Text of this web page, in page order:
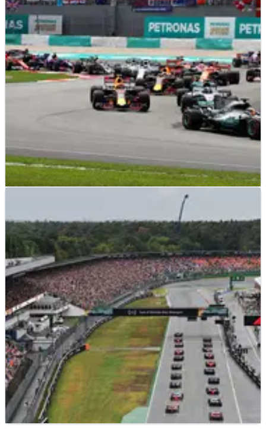
Hockenheimring telah muncul sebagai pelari terdepan untuk
tuan rumah putaran ketiga dan keempat dari kalender F1
2020 yang direvisi saat pembicaraan GP Inggris terhenti.
Sirkuit siap F1 yang bisa menjadi tuan rumah
balapan pada 2020
Editor Digital F1 Crash.net Lewis Larkam
mempertimbangkan beberapa tempat yang siap untuk F1
yang dapat menjadi tuan rumah balapan tahun ini.